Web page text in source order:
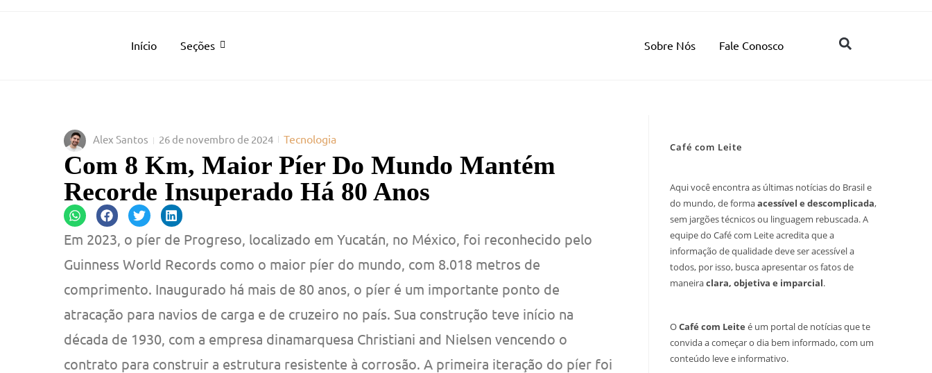
Início Seções Sobre Nós Fale Conosco
Alex Santos 26 de novembro de 2024 Tecnologia
Com 8 Km, Maior Píer Do Mundo Mantém
Recorde Insuperado Há 80 Anos
Em 2023, o píer de Progreso, localizado em Yucatán, no México, foi reconhecido pelo
Guinness World Records como o maior píer do mundo, com 8.018 metros de
comprimento. Inaugurado há mais de 80 anos, o píer é um importante ponto de
atracação para navios de carga e de cruzeiro no país. Sua construção teve início na
década de 1930, com a empresa dinamarquesa Christiani and Nielsen vencendo o
contrato para construir a estrutura resistente à corrosão. A primeira iteração do píer foi
Café com Leite
Aqui você encontra as últimas notícias do Brasil e
do mundo, de formaacessível e descomplicada,
sem jargões técnicos ou linguagem rebuscada. A
equipe do Café com Leite acredita que a
informação de qualidade deve ser acessível a
todos, por isso, busca apresentar os fatos de
maneiraclara, objetiva e imparcial.
OCafé com Leite é um portal de notícias que te
convida a começar o dia bem informado, com um
conteúdo leve e informativo.